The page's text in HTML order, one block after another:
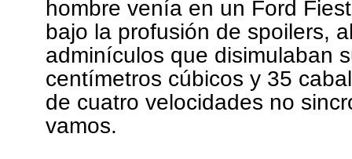
hombre venía en un Ford
bajo la profusión de spoilers,
adminículos que disimulaban
centímetros cúbicos y 35
de cuatro velocidades no
vamos.